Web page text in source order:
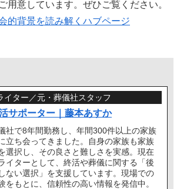
用意しています。ぜひご覧ください。
的背景を読み解くハブページ
イター／元・葬儀社スタッフ
サポーター｜藤本あすか
社で8年間勤務し、年間300件以上の家族
立ち会ってきました。自身の家族も家族
選択し、その良さと難しさを実感。現在
イターとして、終活や葬儀に関する「後
ない選択」を支援しています。現場での
をもとに、信頼性の高い情報を発信中。